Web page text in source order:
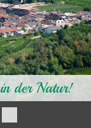
der Natur!